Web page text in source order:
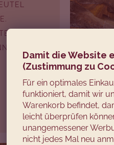
Damit die Website
(Zustimmung zu
Für ein optimales
funktioniert, damit wir
Warenkorb befindet,
leicht überprüfen
unangemessener
nicht jedes Mal neu